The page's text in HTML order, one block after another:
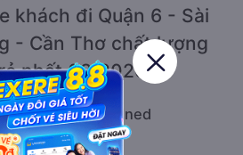
khách đi Quận 6 - Sài
- Cần Thơ chất lượng
nhất 08/2026
hành tại undefined